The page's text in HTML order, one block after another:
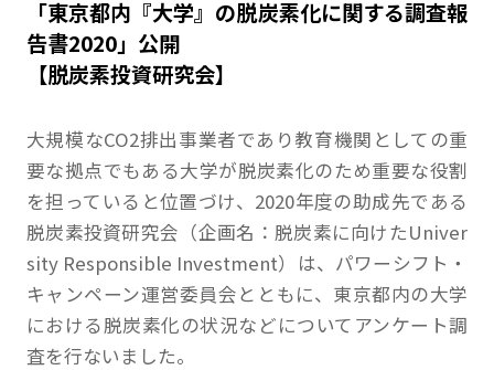
「東京都内『大学』の脱炭素化に関する調査報
告書2020」公開
【脱炭素投資研究会】
大規模なCO2排出事業者であり教育機関としての重
要な拠点でもある大学が脱炭素化のため重要な役割
を担っていると位置づけ、2020年度の助成先である
脱炭素投資研究会（企画名：脱炭素に向けたUniver
sity Responsible Investment）は、パワーシフト・
キャンペーン運営委員会とともに、東京都内の大学
における脱炭素化の状況などについてアンケート調
査を行ないました。